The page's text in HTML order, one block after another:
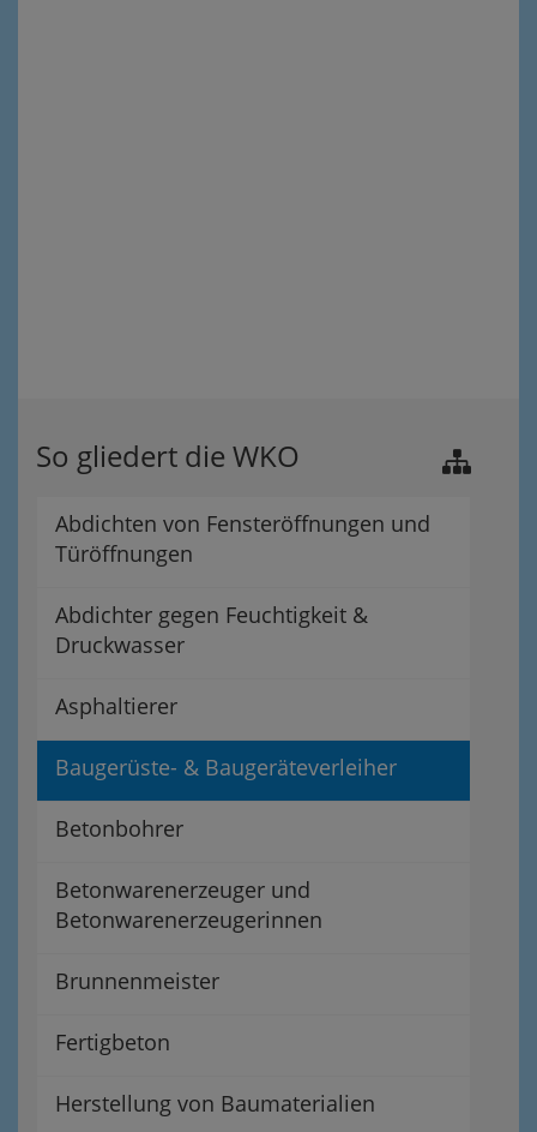
So gliedert die WKO
Abdichten von Fensteröffnungen und
Türöffnungen
Abdichter gegen Feuchtigkeit &
Druckwasser
Asphaltierer
Baugerüste- & Baugeräteverleiher
Betonbohrer
Betonwarenerzeuger und
Betonwarenerzeugerinnen
Brunnenmeister
Fertigbeton
Herstellung von Baumaterialien